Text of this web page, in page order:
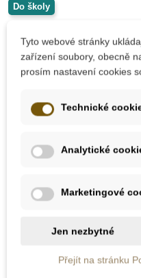
Do školy
Na dotaz
senzorických míčků,
Zobrazit detail
Tyto webové stránky
zařízení soubory, obecně
prosím nastavení cookies
Technické
Analytické
Marketingové
Jen nezbytné
Přejít na stránku